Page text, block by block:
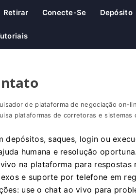
Retirar Conecte-Se Depósito
de plataforma de negociação on-
plataformas de corretoras e sistemas
depósitos, saques, login ou
humana e resolução
na plataforma para respostas
e suporte por telefone em
use o chat ao vivo para